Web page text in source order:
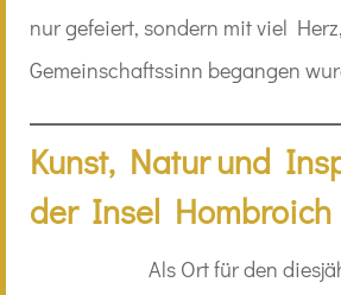
nur gefeiert, sondern mit viel
Gemeinschaftssinn begangen
Kunst, Natur und
der Insel Hombroich
Als Ort für den